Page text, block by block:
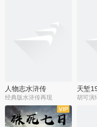
人物志水浒传
经典版水浒传再现
天堑
胡可演
全34集